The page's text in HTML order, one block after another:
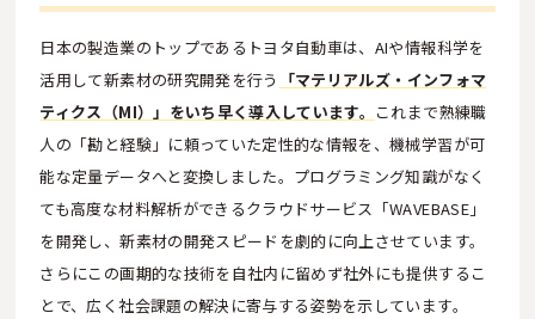
日本の製造業のトップであるトヨタ自動車は、AIや情報科学を
活用して新素材の研究開発を行う
「マテリアルズ・インフォマ
ティクス（MI）」をいち早く導入しています。 これまで熟練職
人の「勘と経験」に頼っていた定性的な情報を、機械学習が可
能な定量データへと変換しました。プログラミング知識がなく
ても高度な材料解析ができるクラウドサービス「WAVEBASE」
を開発し、新素材の開発スピードを劇的に向上させています。
さらにこの画期的な技術を自社内に留めず社外にも提供するこ
とで、広く社会課題の解決に寄与する姿勢を示しています。